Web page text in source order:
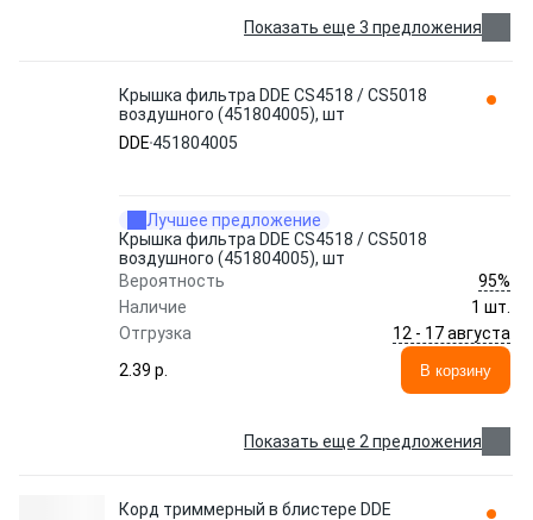
Показать еще 3 предложения
Крышка фильтра DDE CS4518 / CS5018
воздушного (451804005), шт
DDE 451804005
Лучшее предложение
Крышка фильтра DDE CS4518 / CS5018
воздушного (451804005), шт
Вероятность
95%
Наличие
1 шт.
Отгрузка
12 - 17 августа
2.39 p.
В корзину
Показать еще 2 предложения
Корд триммерный в блистере DDE